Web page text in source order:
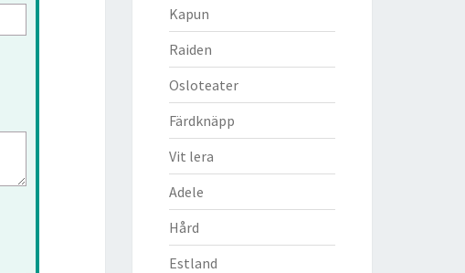
Kapun
Raiden
Osloteater
Färdknäpp
Vit lera
Adele
Hård
Estland